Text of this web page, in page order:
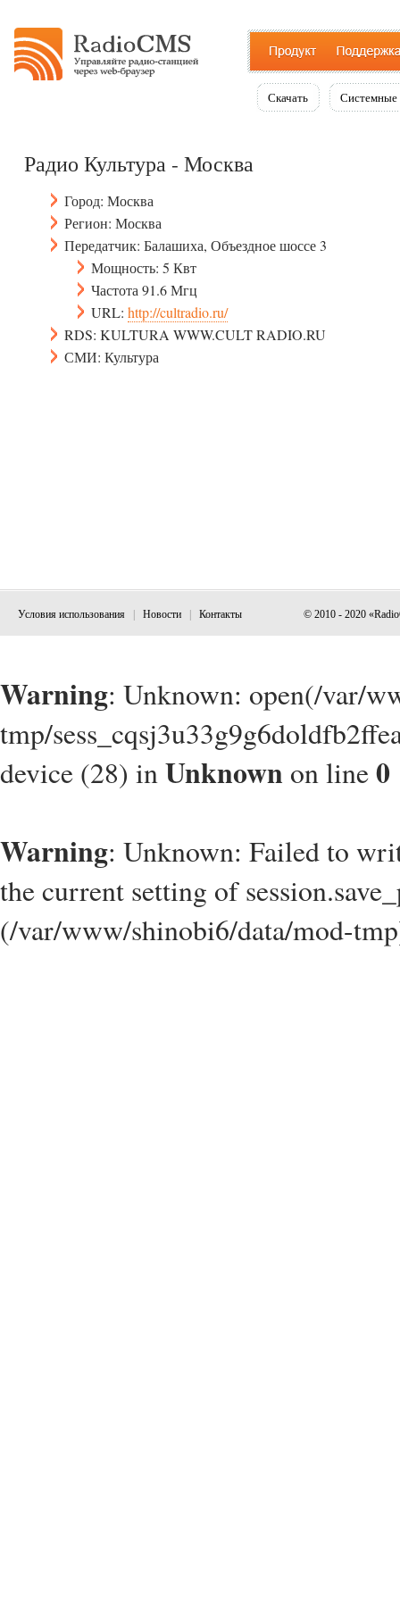
Скачать Системные
Радио Культура - Москва
Город: Москва
Регион: Москва
Передатчик: Балашиха, Объездное шоссе 3
Мощность: 5 Квт
Частота 91.6 Мгц
URL: http://cultradio.ru/
RDS: KULTURA WWW.CULT RADIO.RU
СМИ: Культура
Условия использования Новости Контакты © 2010 - 2020
Warning: Unknown: open(/var/
tmp/
device (28) inUnknown on line0
Warning: Unknown: Failed to
the current setting of
(/var/www/shinobi6/data/mod-